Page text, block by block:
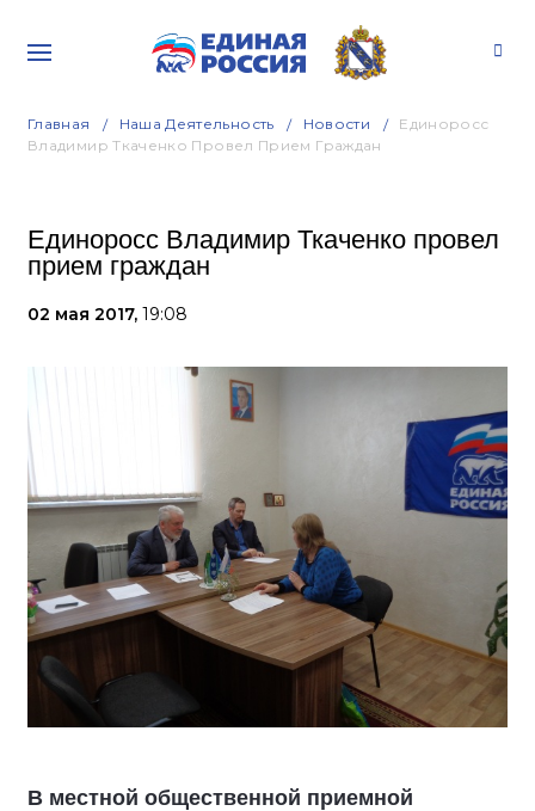
Главная Наша Деятельность Новости
Единоросс
Владимир Ткаченко Провел Прием Граждан
Единоросс Владимир Ткаченко провел
прием граждан
02 мая 2017, 19:08
В местной общественной приемной